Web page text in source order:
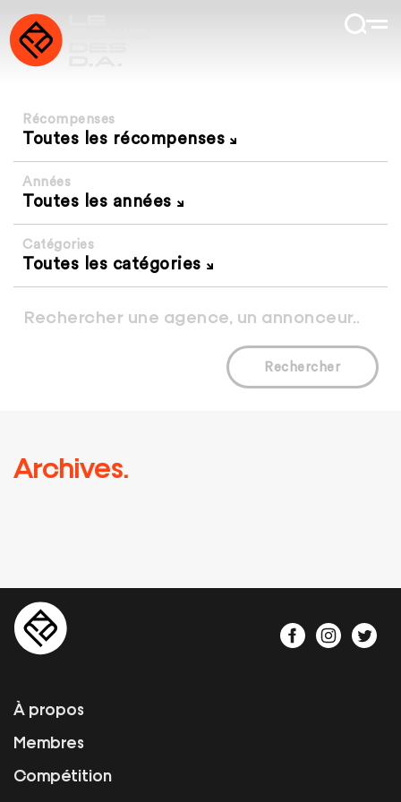
Récompenses
Toutes les récompenses
Années
Toutes les années
Catégories
Toutes les catégories
Rechercher
Archives.
À propos
Membres
Compétition